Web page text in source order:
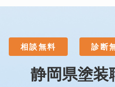
相談無料 診断
静岡県塗装